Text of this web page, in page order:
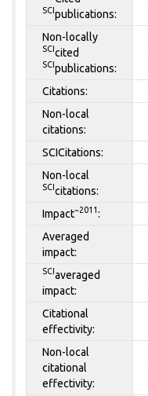
SCI publications:
Non-locally
SCI cited
SCI publications:
Citations:
Non-local
citations:
SCICitations:
Non-local
SCI citations:
Impact~2011 :
Averaged
impact:
SCI averaged
impact:
Citational
effectivity:
Non-local
citational
effectivity: